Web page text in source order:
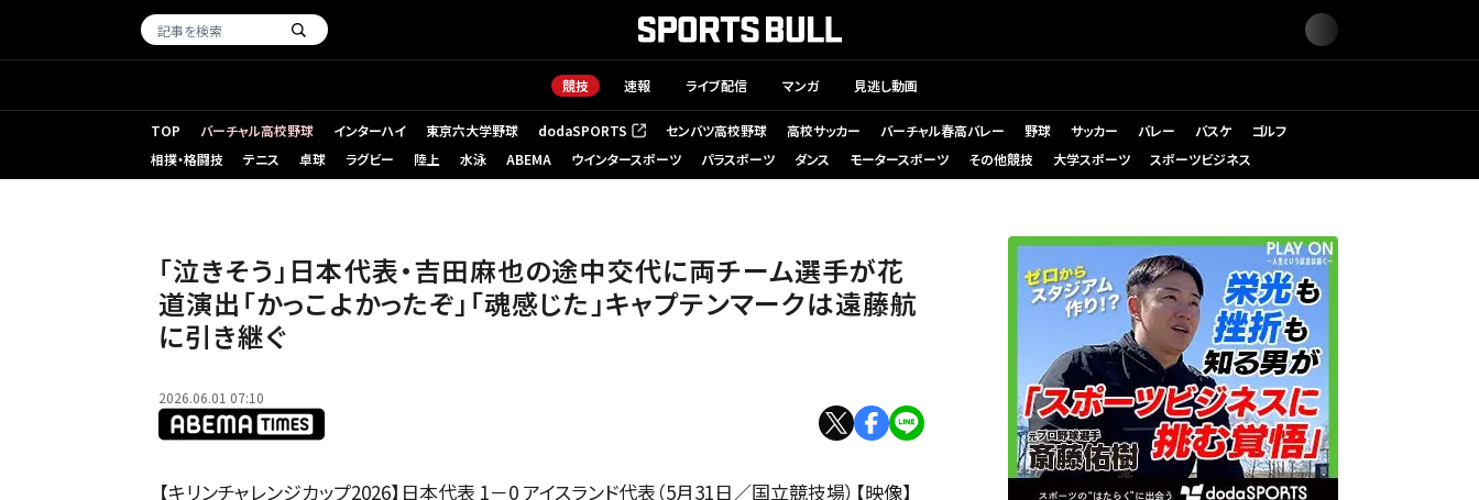
競技 速報 ライブ配信 マンガ 見逃し動画
TOP バーチャル高校野球 インターハイ 東京六大学野球 dodaSPORTS
（新しいタブで開く） センバツ高校野球 高校サッカー バーチャル春高バレー 野球 サッカー バレー バスケ
ゴルフ
相撲・格闘技
テニス 卓球 ラグビー 陸上 水泳 ABEMA ウインタースポーツ パラスポーツ ダンス モータースポーツ その他競技 大学スポーツ スポーツビジネス
「泣きそう」日本代表・吉田麻也の途中交代に両チーム選手が花
道演出「かっこよかったぞ」「魂感じた」キャプテンマークは遠藤航
に引き継ぐ
2026.06.01 07:10
【キリンチャレンジカップ2026】日本代表 1－0 アイスランド代表（5月31日／国立競技場）【映像】